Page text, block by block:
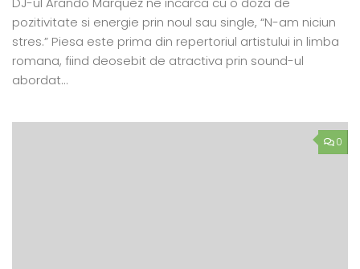
pozitivitate si energie prin noul sau single, “N-am niciun
stres.” Piesa este prima din repertoriul artistului in limba
romana, fiind deosebit de atractiva prin sound-ul
abordat…
0